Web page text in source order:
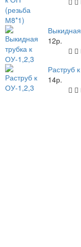
12р.
Раструб
14р.